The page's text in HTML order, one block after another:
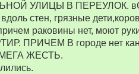
УЛИЦЫ В ПЕРЕУЛОК. вСЕ
стен, грязные
раковины нет, моют
ПРИЧЕМ В городе нет
ЖЕСТЬ.